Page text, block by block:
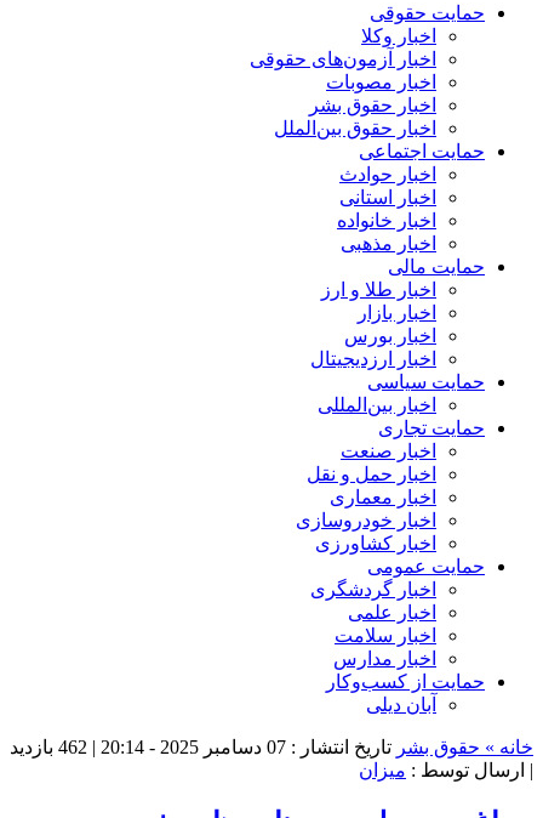
حمایت حقوقی
اخبار وکلا
اخبار آزمون‌های حقوقی
اخبار مصوبات
اخبار حقوق بشر
اخبار حقوق بین‌الملل
حمایت اجتماعی
اخبار حوادث
اخبار استانی
اخبار خانواده
اخبار مذهبی
حمایت مالی
اخبار طلا و ارز
اخبار بازار
اخبار بورس
اخبار ارزدیجیتال
حمایت سیاسی
اخبار بین‌المللی
حمایت تجاری
اخبار صنعت
اخبار حمل و نقل
اخبار معماری
اخبار خودروسازی
اخبار کشاورزی
حمایت عمومی
اخبار گردشگری
اخبار علمی
اخبار سلامت
اخبار مدارس
حمایت از کسب‌وکار
آبان دیلی
خانه » حقوق بشر تاریخ انتشار : 07 دسامبر 2025 - 20:14 |
462 بازدید
| ارسال توسط : میزان